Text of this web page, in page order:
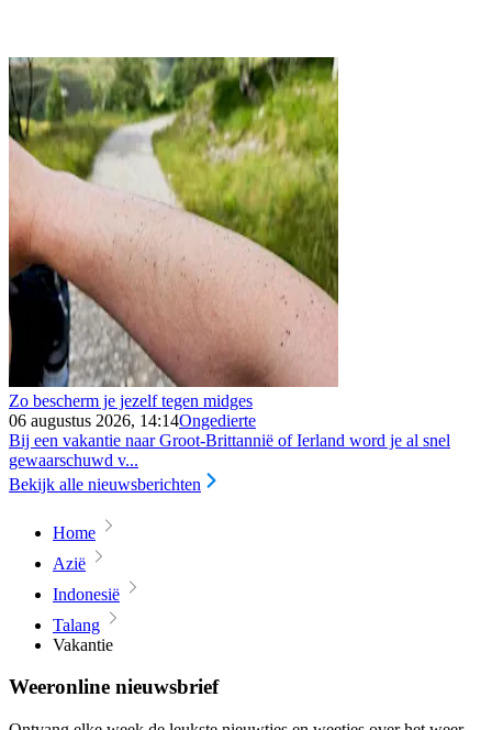
Zo bescherm je jezelf tegen midges
06 augustus 2026, 14:14Ongedierte
Bij een vakantie naar Groot-Brittannië of Ierland word je al snel
gewaarschuwd v...
Bekijk alle nieuwsberichten
Home
Azië
Indonesië
Talang
Vakantie
Weeronline nieuwsbrief